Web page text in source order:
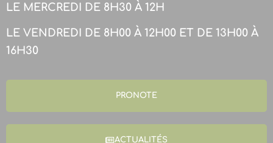
LE MERCREDI DE 8H30 À 12H
LE VENDREDI DE 8H00 À 12H00 ET DE 13H00 À
16H30
PRONOTE
ACTUALITÉS